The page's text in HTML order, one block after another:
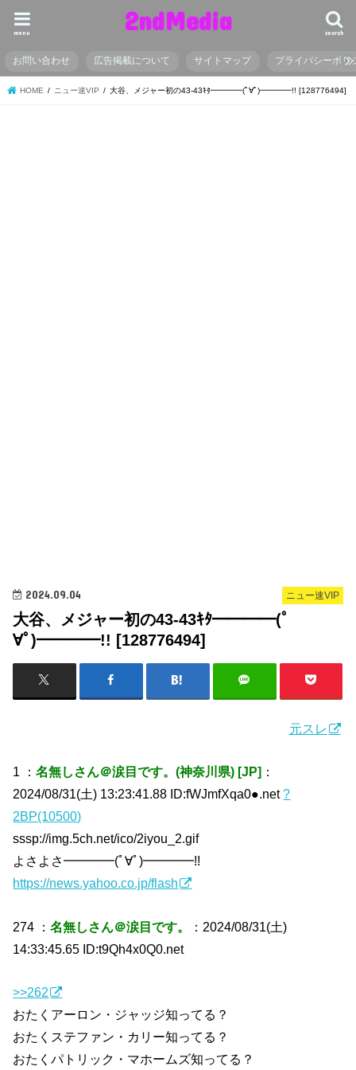
2ndMedia search
menu
お問い合わせ 広告掲載について サイトマップ プライバシーポリ
HOME ニュー速VIP 大谷、メジャー初の43-43ｷﾀ━━━━(ﾟ∀ﾟ)━━━━!! [128776494]
ニュー速VIP
2024.09.04
大谷、メジャー初の43-43ｷﾀ━━━━(ﾟ
∀ﾟ)━━━━!! [128776494]
元スレ
1 ：名無しさん＠涙目です。(神奈川県) [JP] ：
2024/08/31(土) 13:23:41.88 ID:fWJmfXqa0●.net?
2BP(10500)
sssp://img.5ch.net/ico/2iyou_2.gif
よさよさ━━━━(ﾟ∀ﾟ)━━━━!!
https://news.yahoo.co.jp/flash
274 ：名無しさん＠涙目です。
：2024/08/31(土)
14:33:45.65 ID:t9Qh4x0Q0.net
>>262
おたくアーロン・ジャッジ知ってる？
おたくステファン・カリー知ってる？
おたくパトリック・マホームズ知ってる？